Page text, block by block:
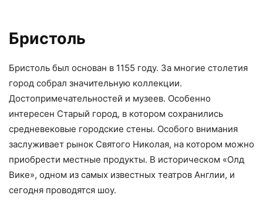
Бристоль
Бристоль был основан в 1155 году. За многие столетия
город собрал значительную коллекции.
Достопримечательностей и музеев. Особенно
интересен Старый город, в котором сохранились
средневековые городские стены. Особого внимания
заслуживает рынок Святого Николая, на котором можно
приобрести местные продукты. В историческом «Олд
Вике», одном из самых известных театров Англии, и
сегодня проводятся шоу.